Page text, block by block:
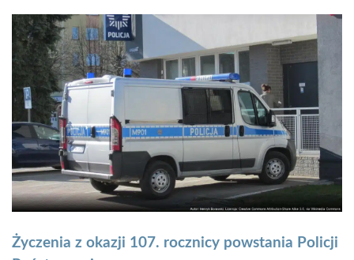
Życzenia z okazji 107. rocznicy powstania Policji